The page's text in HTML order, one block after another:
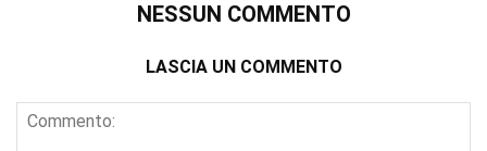
NESSUN COMMENTO
LASCIA UN COMMENTO